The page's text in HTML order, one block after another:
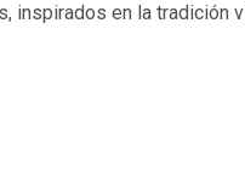
inspirados en la tradición